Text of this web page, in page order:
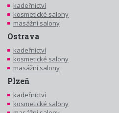
kadeřnictví
kosmetické salony
masážní salony
Ostrava
kadeřnictví
kosmetické salony
masážní salony
Plzeň
kadeřnictví
kosmetické salony